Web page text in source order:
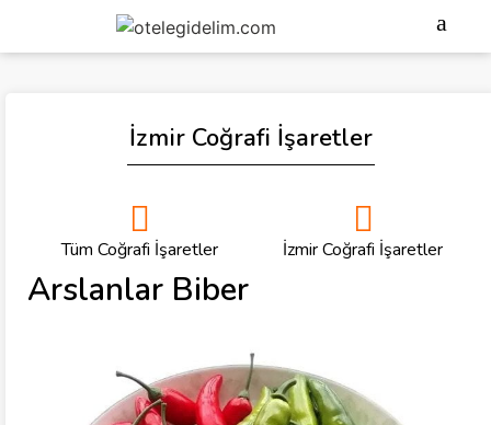
İzmir Coğrafi İşaretler
Tüm Coğrafi İşaretler İzmir Coğrafi İşaretler
Arslanlar Biber